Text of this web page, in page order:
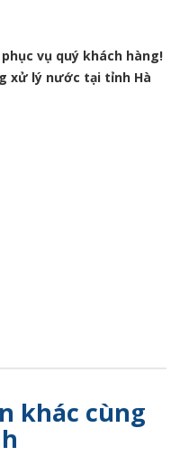
khách hàng!
xử lý nước tại tỉnh Hà
khác cùng